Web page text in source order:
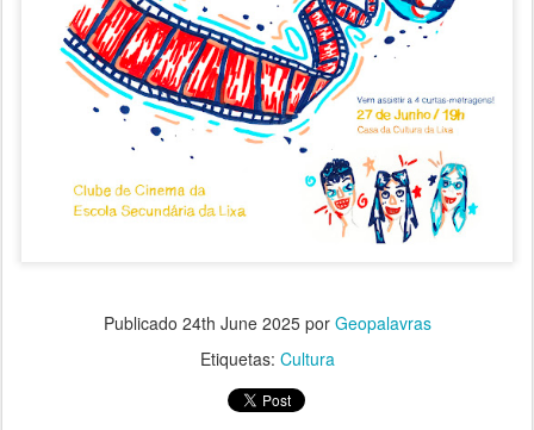
Publicado 24th June 2025por Geopalavras
Etiquetas: Cultura